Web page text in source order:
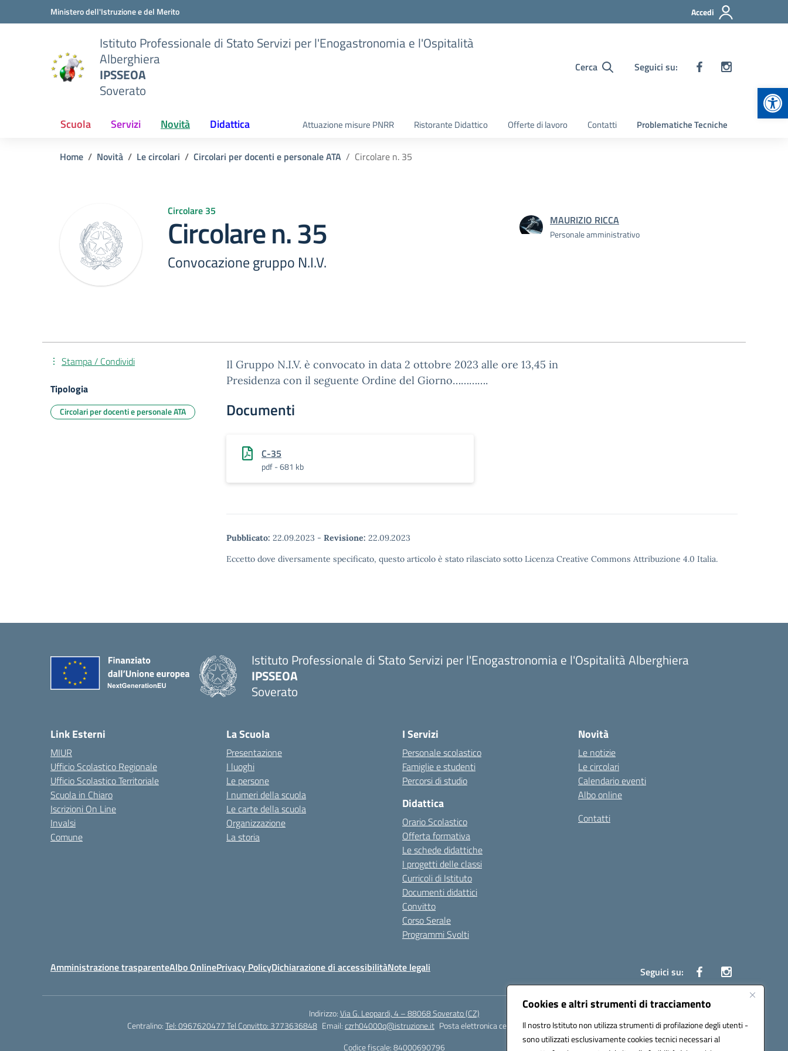
Cookies e altri strumenti di tracciamento
Il nostro Istituto non utilizza strumenti di profilazione degli utenti -
sono utilizzati esclusivamente cookies tecnici necessari al
Vai ai contenuti
Vai al menu di navigazioneMinistero dell'Istruzione e del Merito Accedi
Istituto Professionale di Stato Servizi per l'Enogastronomia e l'Ospitalità
Alberghiera
IPSSEOA
Soverato
Cerca Seguici su:
Scuola Servizi Novità Didattica Attuazione misure PNRR Ristorante Didattico Offerte di lavoro Contatti Problematiche Tecniche
Home Novità Le circolari Circolari per docenti e personale ATA Circolare n. 35
Circolare 35
Circolare n. 35
Convocazione gruppo N.I.V.
MAURIZIO RICCA
Personale amministrativo
Il Gruppo N.I.V. è convocato in data 2 ottobre 2023 alle ore 13,45 in
Presidenza con il seguente Ordine del Giorno………….
Documenti
C-35
pdf - 681 kb
Pubblicato: 22.09.2023 - Revisione: 22.09.2023
Eccetto dove diversamente specificato, questo articolo è stato rilasciato sotto Licenza Creative Commons Attribuzione 4.0 Italia.
Stampa / Condividi
Tipologia
Circolari per docenti e personale ATA
Istituto Professionale di Stato Servizi per l'Enogastronomia e l'Ospitalità Alberghiera
IPSSEOA
Soverato
Link Esterni
MIUR
Ufficio Scolastico Regionale
Ufficio Scolastico Territoriale
Scuola in Chiaro
Iscrizioni On Line
Invalsi
Comune
La Scuola
Presentazione
I luoghi
Le persone
I numeri della scuola
Le carte della scuola
Organizzazione
La storia
I Servizi
Personale scolastico
Famiglie e studenti
Percorsi di studio
Didattica
Orario Scolastico
Offerta formativa
Le schede didattiche
I progetti delle classi
Curricoli di Istituto
Documenti didattici
Convitto
Corso Serale
Programmi Svolti
Novità
Le notizie
Le circolari
Calendario eventi
Albo online
Contatti
Amministrazione trasparenteAlbo OnlinePrivacy PolicyDichiarazione di accessibilitàNote legali Seguici su:
Indirizzo:Via G. Leopardi, 4 – 88068 Soverato (CZ)
Centralino:Tel: 0967620477 Tel Convitto: 3773636848 Email:czrh04000q@istruzione.it Posta elettronica certificata (PEC):czrh04000q@pec.istruzione.it
Codice fiscale: 84000690796